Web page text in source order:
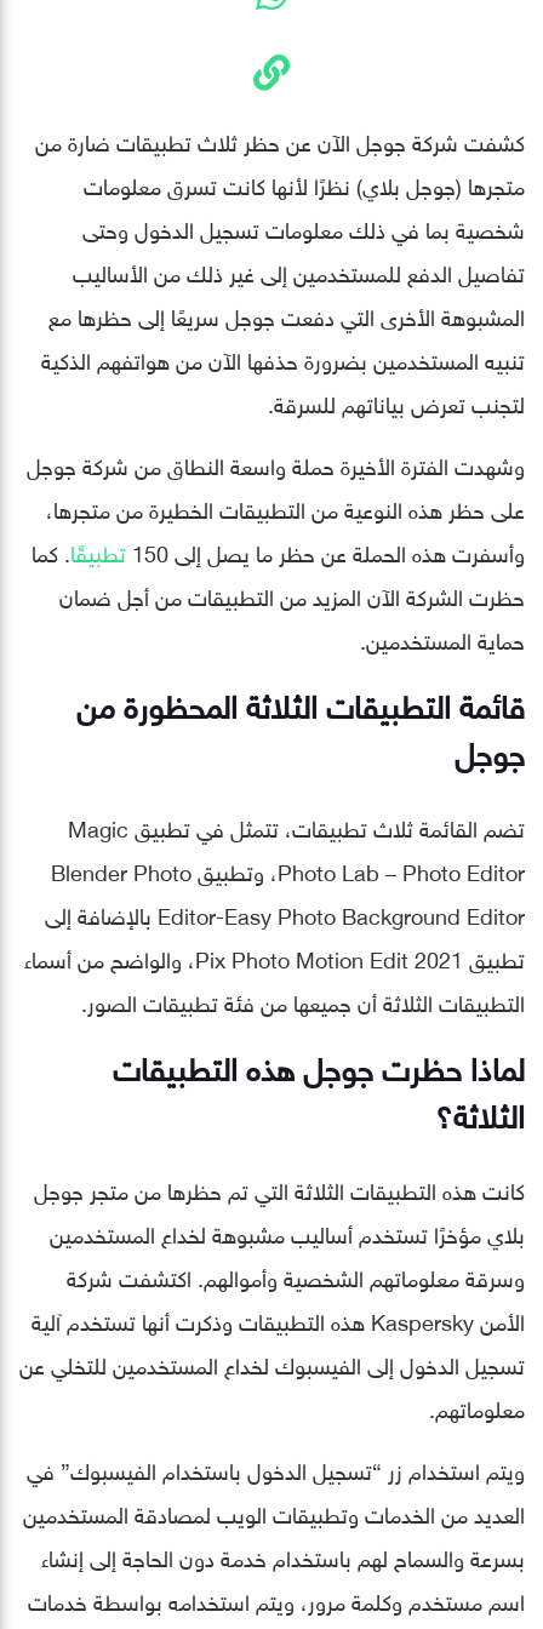
كشفت شركة جوجل الآن عن حظر ثلاث تطبيقات ضارة من
متجرها (جوجل بلاي) نظرًا لأنها كانت تسرق معلومات
شخصية بما في ذلك معلومات تسجيل الدخول وحتى
تفاصيل الدفع للمستخدمين إلى غير ذلك من الأساليب
المشبوهة الأخرى التي دفعت جوجل سريعًا إلى حظرها مع
تنبيه المستخدمين بضرورة حذفها الآن من هواتفهم الذكية
لتجنب تعرض بياناتهم للسرقة.
وشهدت الفترة الأخيرة حملة واسعة النطاق من شركة جوجل
على حظر هذه النوعية من التطبيقات الخطيرة من متجرها،
وأسفرت هذه الحملة عن حظر ما يصل إلى 150
تطبيقًا. كما
حظرت الشركة الآن المزيد من التطبيقات من أجل ضمان
حماية المستخدمين.
قائمة التطبيقات الثلاثة المحظورة من
جوجل
تضم القائمة ثلاث تطبيقات، تتمثل في تطبيق Magic
Photo Lab – Photo Editor، وتطبيق Blender Photo
Editor-Easy Photo Background Editor بالإضافة إلى
تطبيق Pix Photo Motion Edit 2021، والواضح من أسماء
التطبيقات الثلاثة أن جميعها من فئة تطبيقات الصور.
لماذا حظرت جوجل هذه التطبيقات
الثلاثة؟
كانت هذه التطبيقات الثلاثة التي تم حظرها من متجر جوجل
بلاي مؤخرًا تستخدم أساليب مشبوهة لخداع المستخدمين
وسرقة معلوماتهم الشخصية وأموالهم. اكتشفت شركة
الأمن Kaspersky هذه التطبيقات وذكرت أنها تستخدم آلية
تسجيل الدخول إلى الفيسبوك لخداع المستخدمين للتخلي عن
معلوماتهم.
ويتم استخدام زر “تسجيل الدخول باستخدام الفيسبوك” في
العديد من الخدمات وتطبيقات الويب لمصادقة المستخدمين
بسرعة والسماح لهم باستخدام خدمة دون الحاجة إلى إنشاء
اسم مستخدم وكلمة مرور، ويتم استخدامه بواسطة خدمات